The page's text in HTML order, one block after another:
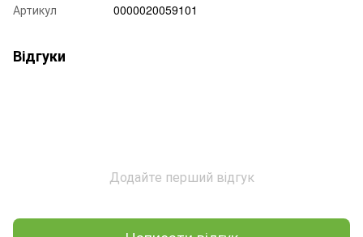
Артикул
0000020059101
Відгуки
Додайте перший відгук